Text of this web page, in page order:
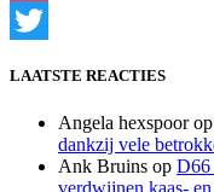
Instagram
LAATSTE REACTIES
Angela hexspoorop
dankzij vele
Ank Bruins op D66